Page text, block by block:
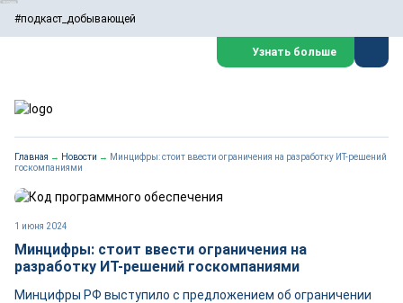
#подкаст_добывающей
Узнать больше
Главная → Новости → Минцифры: стоит ввести ограничения на разработку ИТ-решений
госкомпаниями
1 июня 2024
Минцифры: стоит ввести ограничения на
разработку ИТ-решений госкомпаниями
Минцифры РФ выступило с предложением об ограничении